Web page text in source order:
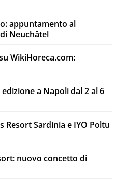
appuntamento al
Neuchâtel
WikiHoreca.com:
a Napoli dal 2 al 6
Resort Sardinia e IYO Poltu
nuovo concetto di